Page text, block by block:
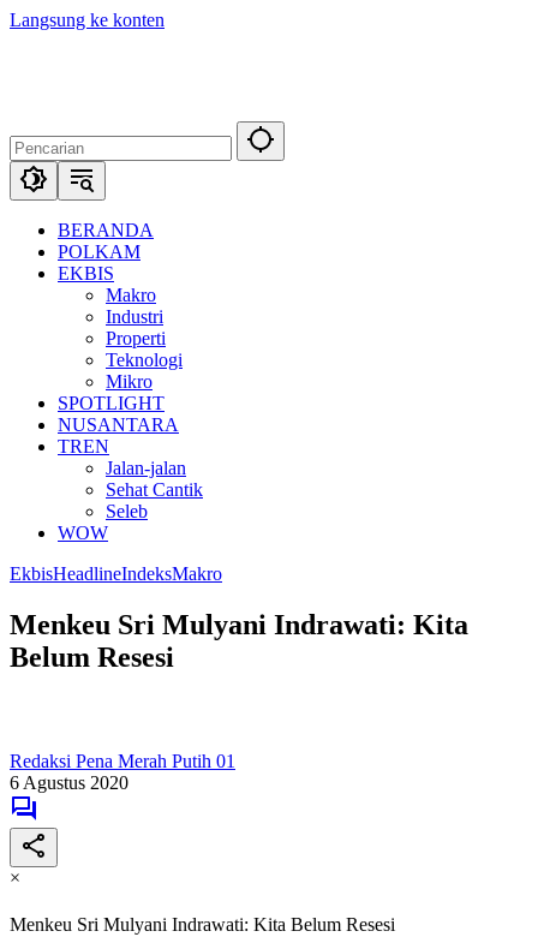
Langsung ke konten
BERANDA
POLKAM
EKBIS
Makro
Industri
Properti
Teknologi
Mikro
SPOTLIGHT
NUSANTARA
TREN
Jalan-jalan
Sehat Cantik
Seleb
WOW
EkbisHeadlineIndeksMakro
Menkeu Sri Mulyani Indrawati: Kita
Belum Resesi
Redaksi Pena Merah Putih 01
6 Agustus 2020
×
Menkeu Sri Mulyani Indrawati: Kita Belum Resesi